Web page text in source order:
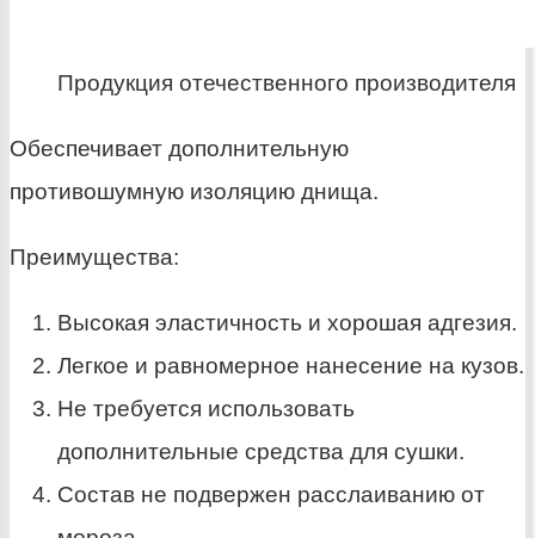
Продукция отечественного производителя
Обеспечивает дополнительную
противошумную изоляцию днища.
Преимущества:
Высокая эластичность и хорошая адгезия.
Легкое и равномерное нанесение на кузов.
Не требуется использовать
дополнительные средства для сушки.
Состав не подвержен расслаиванию от